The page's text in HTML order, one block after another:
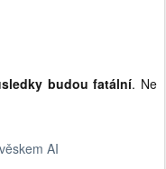
budou fatální. Ne
AI